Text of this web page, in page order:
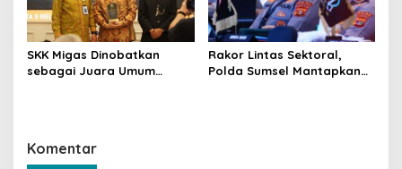
SKK Migas Dinobatkan
sebagai Juara Umum
Rakor Lintas Sektoral,
Polda Sumsel Mantapkan
Komentar